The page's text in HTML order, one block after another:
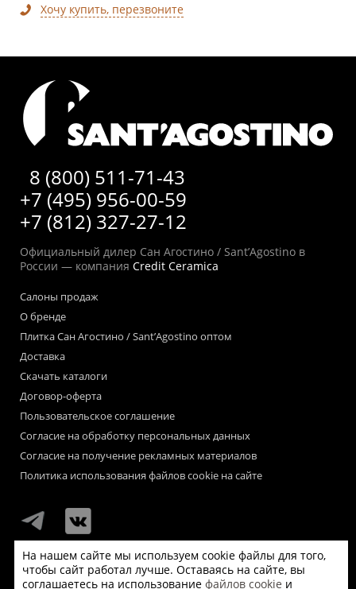
Хочу купить, перезвоните
8 (800) 511-71-43
+7 (495) 956-00-59
+7 (812) 327-27-12
Официальный дилер Сан Агостино / Sant’Agostino в
России — компания Credit Ceramica
Салоны продаж
О бренде
Плитка Сан Агостино / Sant’Agostino оптом
Доставка
Скачать каталоги
Договор-оферта
Пользовательское соглашение
Согласие на обработку персональных данных
Согласие на получение рекламных материалов
Политика использования файлов cookie на сайте
Мы используем файлы «cookie» для функционирования сайта.
На нашем сайте мы используем cookie файлы для того,
чтобы сайт работал лучше. Оставаясь на сайте, вы
соглашаетесь на использование файлов cookie и